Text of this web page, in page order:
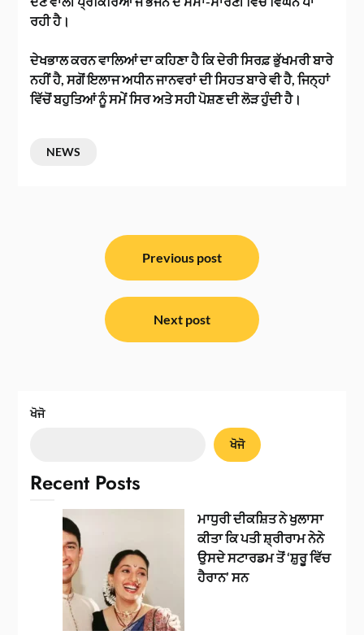
ਰਹੀ ਹੈ।
ਦੇਖਭਾਲ ਕਰਨ ਵਾਲਿਆਂ ਦਾ ਕਹਿਣਾ ਹੈ ਕਿ ਦੇਰੀ ਸਿਰਫ਼ ਭੁੱਖਮਰੀ ਬਾਰੇ
ਨਹੀਂ ਹੈ, ਸਗੋਂ ਇਲਾਜ ਅਧੀਨ ਜਾਨਵਰਾਂ ਦੀ ਸਿਹਤ ਬਾਰੇ ਵੀ ਹੈ, ਜਿਨ੍ਹਾਂ
ਵਿੱਚੋਂ ਬਹੁਤਿਆਂ ਨੂੰ ਸਮੇਂ ਸਿਰ ਅਤੇ ਸਹੀ ਪੋਸ਼ਣ ਦੀ ਲੋੜ ਹੁੰਦੀ ਹੈ।
NEWS
Previous post
Next post
ਖੋਜੋ
ਖੋਜੋ
Recent Posts
ਮਾਧੁਰੀ ਦੀਕਸ਼ਿਤ ਨੇ ਖੁਲਾਸਾ
ਕੀਤਾ ਕਿ ਪਤੀ ਸ਼੍ਰੀਰਾਮ ਨੇਨੇ
ਉਸਦੇ ਸਟਾਰਡਮ ਤੋਂ ‘ਸ਼ੁਰੂ ਵਿੱਚ
ਹੈਰਾਨ’ ਸਨ